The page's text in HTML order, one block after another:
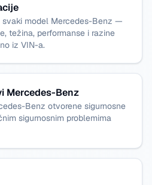
model Mercedes-Benz —
težina, performanse i razine
iz VIN-a.
Mercedes-Benz
Benz otvorene sigurnosne
sigurnosnim problemima